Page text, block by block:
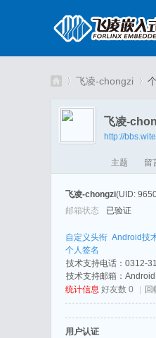
嵌›
飞凌-chongzi
›
飞凌-
http://
主题 留
飞凌-chongzi(UID:
邮箱状态
已验证
自定义头衔 Android技
个人签名
技术支持电话：0312-
技术支持邮箱：
统计信息 好友数 0 回
用户认证